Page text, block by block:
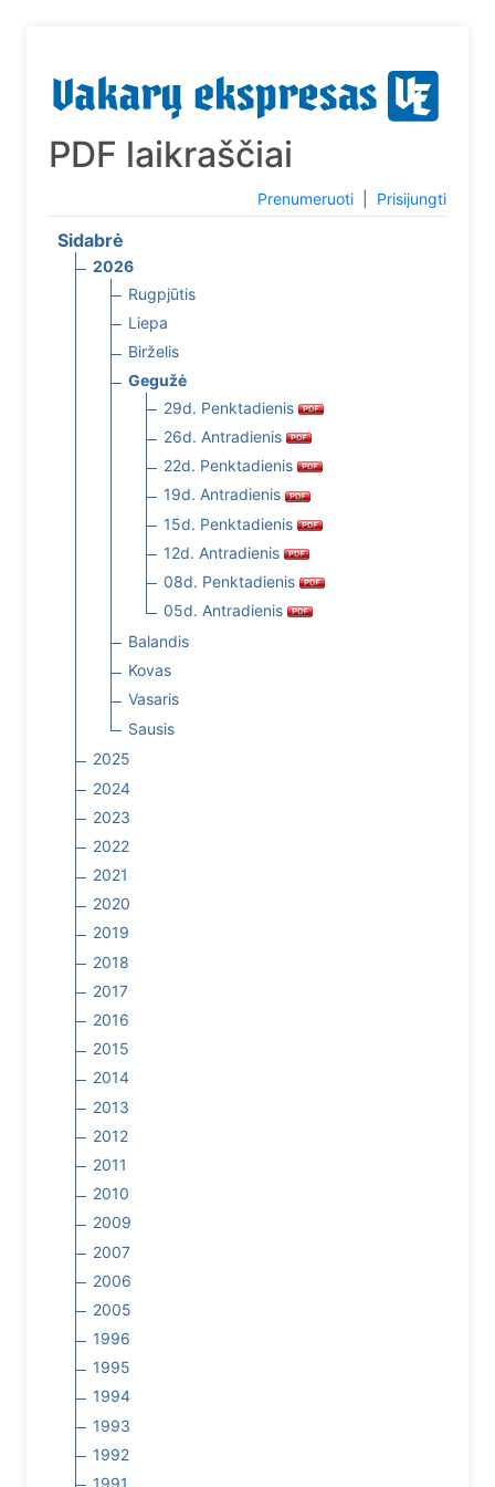
PDF laikraščiai
Prenumeruoti Prisijungti
Sidabrė
2026
Rugpjūtis
Liepa
Birželis
Gegužė
29d. Penktadienis
26d. Antradienis
22d. Penktadienis
19d. Antradienis
15d. Penktadienis
12d. Antradienis
08d. Penktadienis
05d. Antradienis
Balandis
Kovas
Vasaris
Sausis
2025
2024
2023
2022
2021
2020
2019
2018
2017
2016
2015
2014
2013
2012
2011
2010
2009
2007
2006
2005
1996
1995
1994
1993
1992
1991